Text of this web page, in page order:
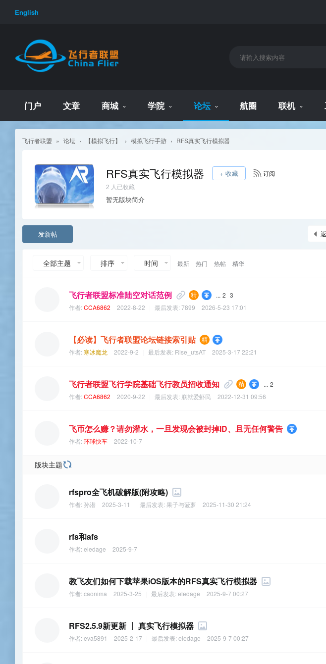
English
门户 文章 商城 学院 论坛 航圈 联机
飞行者联盟 » 论坛 › 【模拟飞行】 › 模拟飞行手游 › RFS真实飞行模拟器
RFS真实飞行模拟器 + 收藏
订阅
2 人已收藏
暂无版块简介
发新帖
全部主题 排序 时间 最新 热门 热帖 精华
飞行者联盟标准陆空对话范例 ... 2 3
作者:CCA6862 2022-8-22 最后发表:7899 2026-5-23 17:01
【必读】飞行者联盟论坛链接索引贴
作者:寒冰魔龙 2022-9-2 最后发表: Rise_utsAT 2025-3-17 22:21
飞行者联盟飞行学院基础飞行教员招收通知 ... 2
作者:CCA6862 2020-9-22 最后发表: 朕就爱虾民 2022-12-31 09:56
飞币怎么赚？请勿灌水，一旦发现会被封掉ID、且无任何警告
作者:环球快车 2022-10-7
版块主题
rfspro全飞机破解版(附攻略)
作者:孙潜 2025-3-11 最后发表:果子与菠萝 2025-11-30 21:24
rfs和afs
作者:eledage 2025-9-7
教飞友们如何下载苹果iOS版本的RFS真实飞行模拟器
作者:caonima 2025-3-25 最后发表:eledage 2025-9-7 00:27
RFS2.5.9新更新 丨 真实飞行模拟器
作者:eva5891 2025-2-17 最后发表:eledage 2025-9-7 00:27